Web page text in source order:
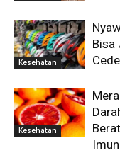
Kesehatan
Bisa
Kesehatan